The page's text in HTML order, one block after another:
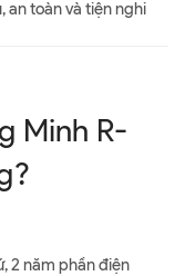
an toàn và tiện nghi
Minh R-
2 năm phần điện